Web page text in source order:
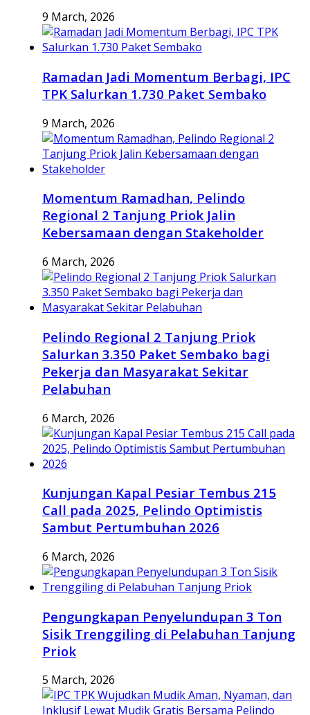
9 March, 2026
Ramadan Jadi Momentum Berbagi, IPC
TPK Salurkan 1.730 Paket Sembako
9 March, 2026
Momentum Ramadhan, Pelindo
Regional 2 Tanjung Priok Jalin
Kebersamaan dengan Stakeholder
6 March, 2026
Pelindo Regional 2 Tanjung Priok
Salurkan 3.350 Paket Sembako bagi
Pekerja dan Masyarakat Sekitar
Pelabuhan
6 March, 2026
Kunjungan Kapal Pesiar Tembus 215
Call pada 2025, Pelindo Optimistis
Sambut Pertumbuhan 2026
6 March, 2026
Pengungkapan Penyelundupan 3 Ton
Sisik Trenggiling di Pelabuhan Tanjung
Priok
5 March, 2026